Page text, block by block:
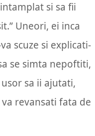
si sa fii
Uneori, ei inca
scuze si explicati-
se simta nepoftiti,
sa ii ajutati,
revansati fata de